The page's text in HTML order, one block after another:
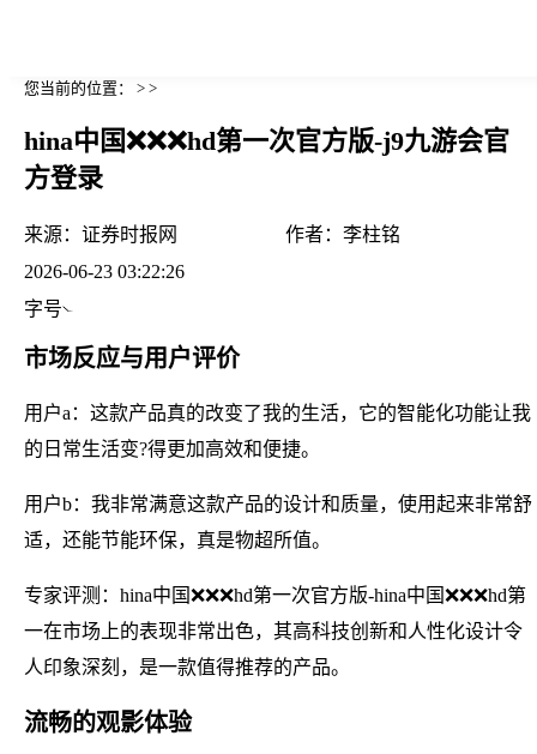
您当前的位置： > >
hina中国❌❌❌hd第一次官方版-j9九游会官
方登录
来源： 证券时报网 作者： 李柱铭
2026-06-23 03:22:26
字号
市场反应与用户评价
用户a：这款产品真的改变了我的生活，它的智能化功能让我
的日常生活变?得更加高效和便捷。
用户b：我非常满意这款产品的设计和质量，使用起来非常舒
适，还能节能环保，真是物超所值。
专家评测：hina中国❌❌❌hd第一次官方版-hina中国❌❌❌hd第
一在市场上的表现非常出色，其高科技创新和人性化设计令
人印象深刻，是一款值得推荐的产品。
流畅的观影体验